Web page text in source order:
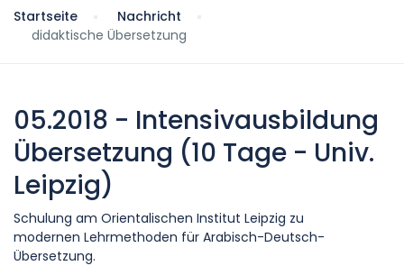
Startseite
Nachricht
didaktische Übersetzung
05.2018 - Intensivausbildung
Übersetzung (10 Tage - Univ.
Leipzig)
Schulung am Orientalischen Institut Leipzig zu
modernen Lehrmethoden für Arabisch-Deutsch-
Übersetzung.